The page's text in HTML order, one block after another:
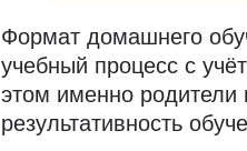
Формат домашнего
учебный процесс с
этом именно родители
результативность